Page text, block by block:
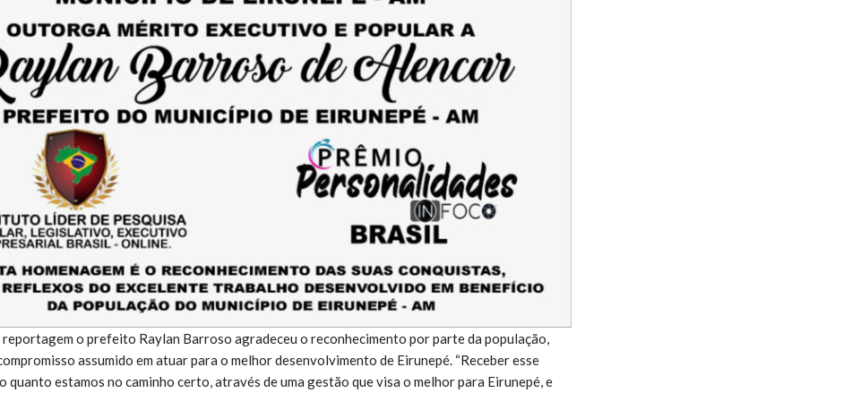
reportagem o prefeito Raylan Barroso agradeceu o reconhecimento por parte da população,
assumido em atuar para o melhor desenvolvimento de Eirunepé. “Receber esse
quanto estamos no caminho certo, através de uma gestão que visa o melhor para Eirunepé, e